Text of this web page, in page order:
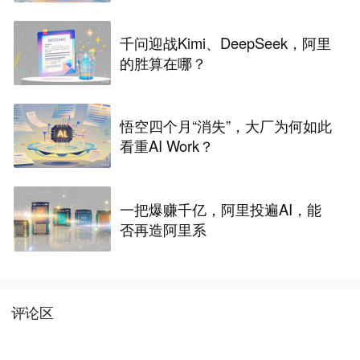
千问迎战Kimi、DeepSeek，阿里
的胜算在哪？
悟空四个月“消失”，大厂为何如此
看重AI Work？
一把爆赚千亿，阿里投遍AI，能
否再造阿里系
评论区